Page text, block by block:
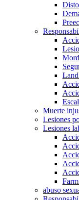
Muerte
Lesiones
Lesiones
abuso